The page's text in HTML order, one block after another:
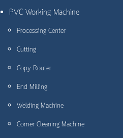
PVC Working Machine
Processing Center
Cutting
Copy Router
End Milling
Welding Machine
Corner Cleaning Machine